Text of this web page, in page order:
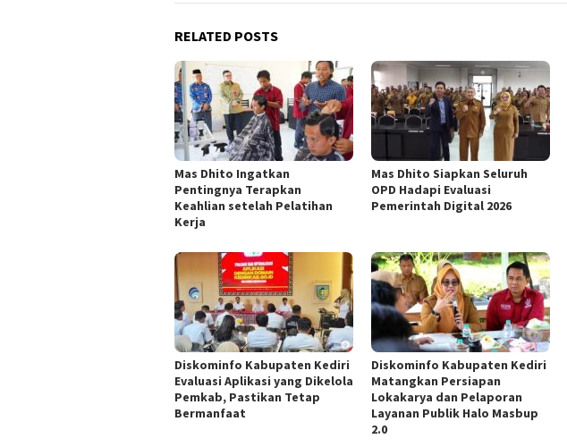
RELATED POSTS
Mas Dhito Ingatkan
Pentingnya Terapkan
Keahlian setelah Pelatihan
Kerja
Mas Dhito Siapkan Seluruh
OPD Hadapi Evaluasi
Pemerintah Digital 2026
Diskominfo Kabupaten Kediri
Evaluasi Aplikasi yang Dikelola
Pemkab, Pastikan Tetap
Bermanfaat
Diskominfo Kabupaten Kediri
Matangkan Persiapan
Lokakarya dan Pelaporan
Layanan Publik Halo Masbup
2.0